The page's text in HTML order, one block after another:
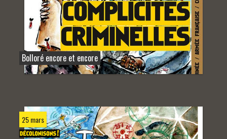
Bolloré encore et encore
25 mars